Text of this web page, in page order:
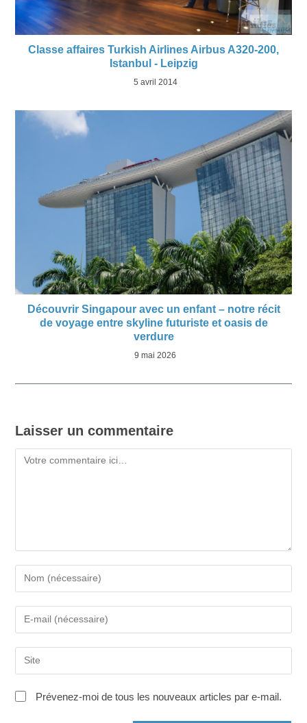
Classe affaires Turkish Airlines Airbus A320-200,
Istanbul - Leipzig
5 avril 2014
Découvrir Singapour avec un enfant – notre récit
de voyage entre skyline futuriste et oasis de
verdure
9 mai 2026
Laisser un commentaire
Commentaire
ou
nom
d'utilisateur
pour
mail
pour
votrePrévenez-moi de tous les nouveaux articles par e-mail.